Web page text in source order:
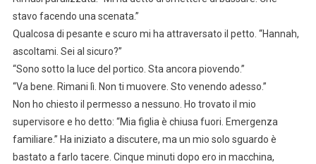
stavo facendo una scenata.”
Qualcosa di pesante e scuro mi ha attraversato il petto. “Hannah,
ascoltami. Sei al sicuro?”
“Sono sotto la luce del portico. Sta ancora piovendo.”
“Va bene. Rimani lì. Non ti muovere. Sto venendo adesso.”
Non ho chiesto il permesso a nessuno. Ho trovato il mio
supervisore e ho detto: “Mia figlia è chiusa fuori. Emergenza
familiare.” Ha iniziato a discutere, ma un mio solo sguardo è
bastato a farlo tacere. Cinque minuti dopo ero in macchina,